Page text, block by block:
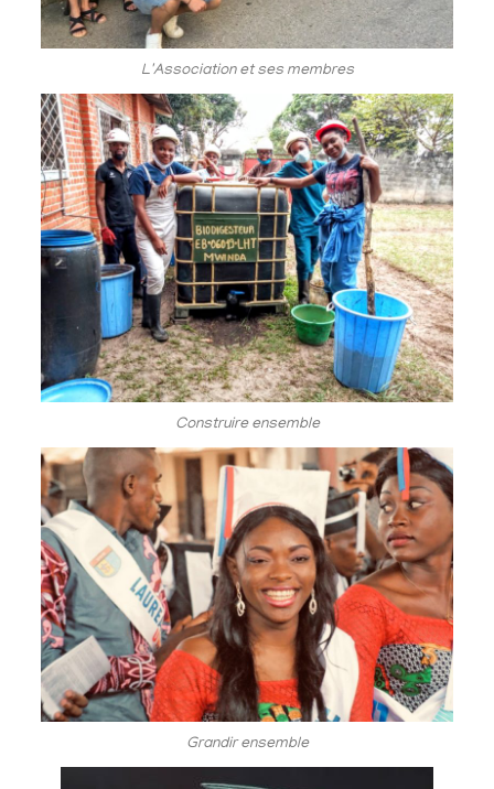
L'Association et ses membres
Construire ensemble
Grandir ensemble